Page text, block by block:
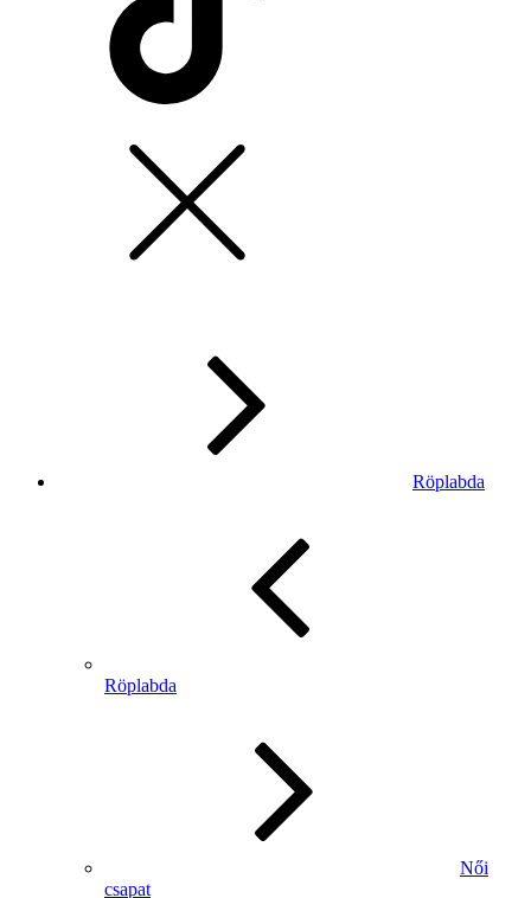
Röplabda
Röplabda
Női
csapat